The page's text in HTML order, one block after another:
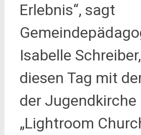
Erlebnis“, sagt
Isabelle
diesen Tag mit
der Jugendkirche
„Lightroom